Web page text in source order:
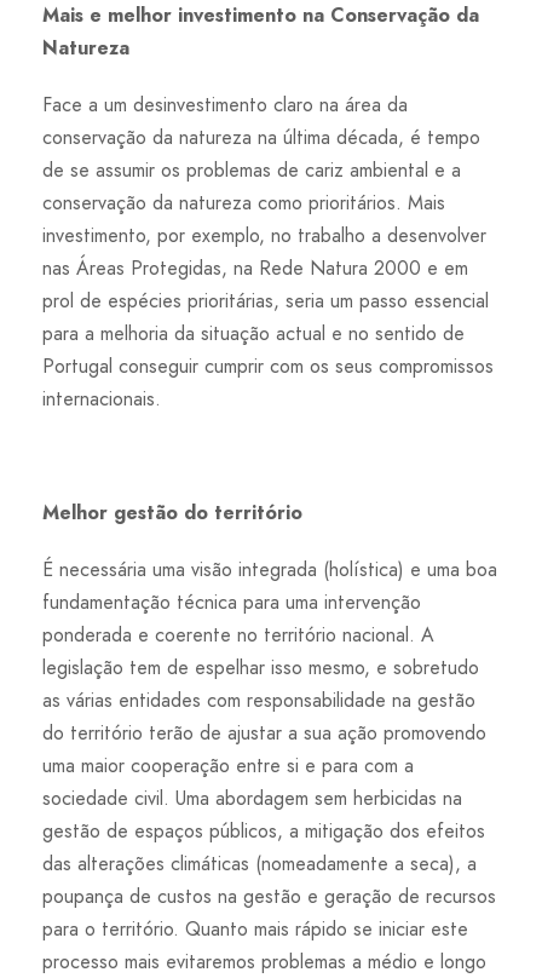
Mais e melhor investimento na Conservação da
Natureza
Face a um desinvestimento claro na área da
conservação da natureza na última década, é tempo
de se assumir os problemas de cariz ambiental e a
conservação da natureza como prioritários. Mais
investimento, por exemplo, no trabalho a desenvolver
nas Áreas Protegidas, na Rede Natura 2000 e em
prol de espécies prioritárias, seria um passo essencial
para a melhoria da situação actual e no sentido de
Portugal conseguir cumprir com os seus compromissos
internacionais.
Melhor gestão do território
É necessária uma visão integrada (holística) e uma boa
fundamentação técnica para uma intervenção
ponderada e coerente no território nacional. A
legislação tem de espelhar isso mesmo, e sobretudo
as várias entidades com responsabilidade na gestão
do território terão de ajustar a sua ação promovendo
uma maior cooperação entre si e para com a
sociedade civil. Uma abordagem sem herbicidas na
gestão de espaços públicos, a mitigação dos efeitos
das alterações climáticas (nomeadamente a seca), a
poupança de custos na gestão e geração de recursos
para o território. Quanto mais rápido se iniciar este
processo mais evitaremos problemas a médio e longo